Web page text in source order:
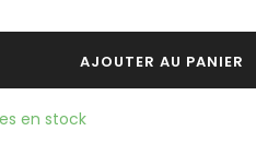
AJOUTER AU PANIER
en stock